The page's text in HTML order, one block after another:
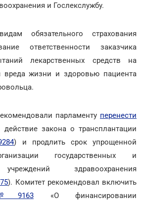
и Гослекслужбу.
обязательного страхования
ответственности заказчика
лекарственных средств на
вреда жизни и здоровью пациента
парламенту перенести
закона о трансплантации
) и продлить срок упрощенной
государственных и
здравоохранения
). Комитет рекомендовал включить
№9163 «О финансировании